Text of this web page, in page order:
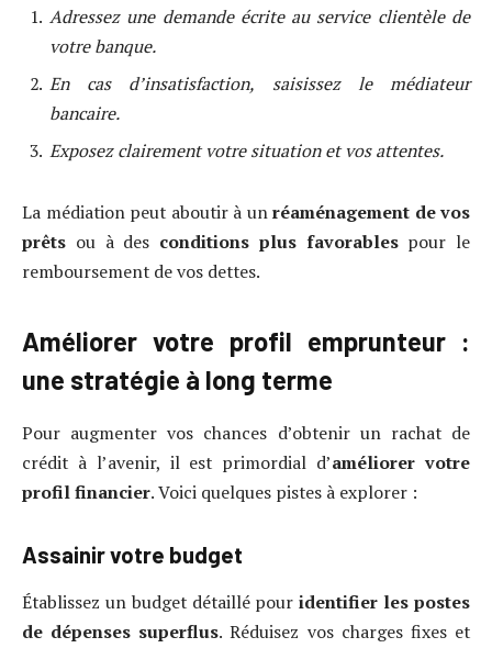
Adressez une demande écrite au service clientèle de
votre banque.
En cas d’insatisfaction, saisissez le médiateur
bancaire.
Exposez clairement votre situation et vos attentes.
La médiation peut aboutir à unréaménagement de vos
prêts ou à des conditions plus favorablespour le
remboursement de vos dettes.
Améliorer votre profil emprunteur :
une stratégie à long terme
Pour augmenter vos chances d’obtenir un rachat de
crédit à l’avenir, il est primordial d’améliorer votre
profil financier. Voici quelques pistes à explorer :
Assainir votre budget
Établissez un budget détaillé pouridentifier les postes
de dépenses superflus. Réduisez vos charges fixes et